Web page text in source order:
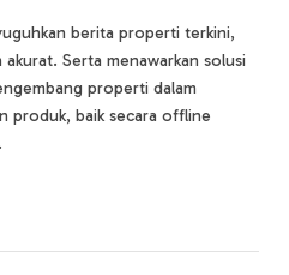
berita properti terkini,
Serta menawarkan solusi
properti dalam
produk, baik secara offline